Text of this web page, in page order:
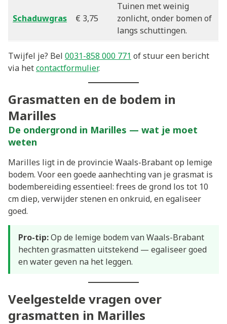
Schaduwgras € 3,75
Tuinen met weinig
zonlicht, onder bomen of
langs schuttingen.
Twijfel je? Bel 0031-858 000 771 of stuur een bericht
via hetcontactformulier.
Grasmatten en de bodem in
Marilles
De ondergrond in Marilles — wat je moet
weten
Marilles ligt in de provincie Waals-Brabant op lemige
bodem. Voor een goede aanhechting van je grasmat is
bodembereiding essentieel: frees de grond los tot 10
cm diep, verwijder stenen en onkruid, en egaliseer
goed.
Pro-tip:Op de lemige bodem van Waals-Brabant
hechten grasmatten uitstekend — egaliseer goed
en water geven na het leggen.
Veelgestelde vragen over
grasmatten in Marilles